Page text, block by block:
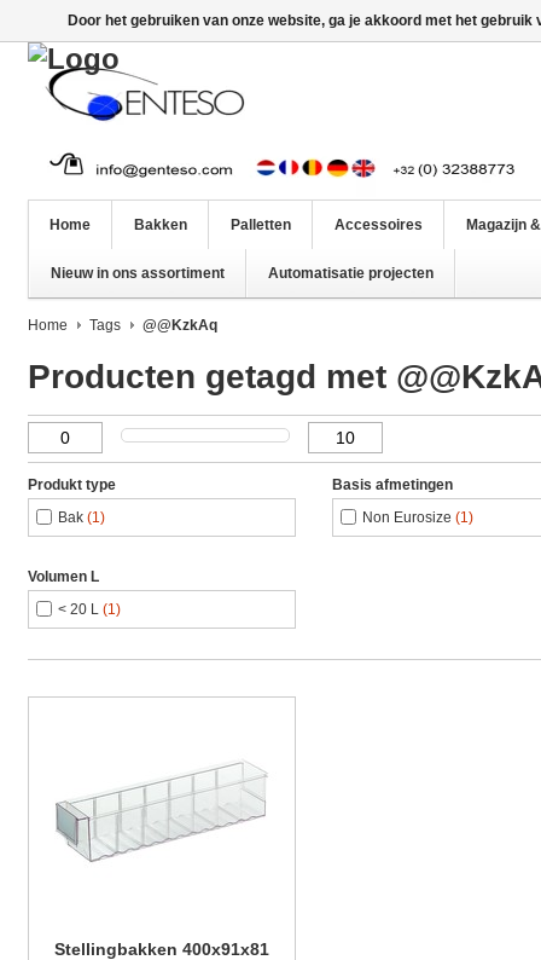
Home Bakken Palletten Accessoires Magazijn
Nieuw in ons assortiment Automatisatie projecten
Home Tags @@KzkAq
Producten getagd met
Produkt type
Bak (1)
Basis afmetingen
Non Eurosize (1)
Volumen L
< 20 L (1)
Stellingbakken 400x91x81
Door het gebruiken van onze website, ga je akkoord met het